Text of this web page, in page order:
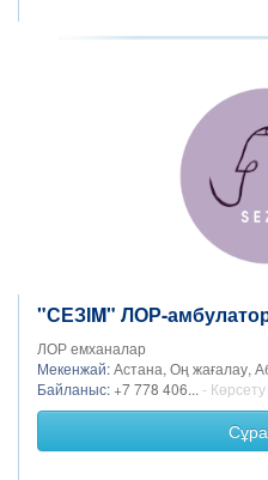
"СЕЗІM" ЛОР-
ЛОР емханалар
Мекенжай:Астана, Оң жағалау,
Байланыс: +7 778 406... - Көрсету